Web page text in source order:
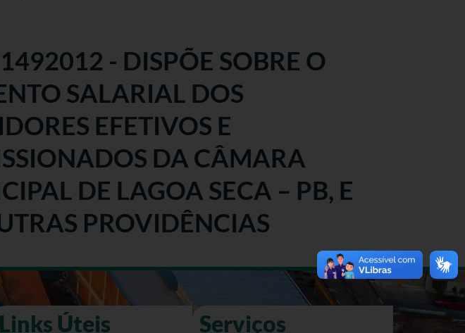
- DISPÕE SOBRE O
SALARIAL DOS
EFETIVOS E
DA CÂMARA
DE LAGOA SECA – PB, E
PROVIDÊNCIAS
Links Úteis Serviços